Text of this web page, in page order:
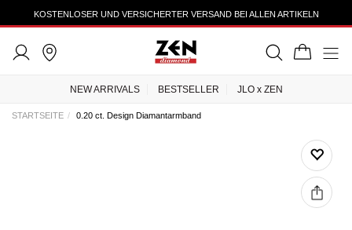
KOSTENLOSER UND VERSICHERTER VERSAND BEI ALLEN ARTIKELN
NEW ARRIVALS BESTSELLER JLO x ZEN
STARTSEITE 0.20 ct. Design Diamantarmband